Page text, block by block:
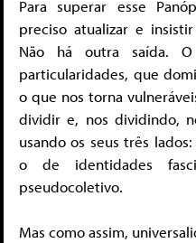
Para superar esse
preciso atualizar e
Não há outra saída. O
particularidades, que
o que nos torna
dividir e, nos dividindo,
usando os seus três
o de identidades
pseudocoletivo.
Mas como assim,